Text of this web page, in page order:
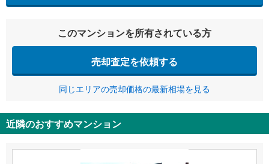
このマンションを所有されている方
売却査定を依頼する
同じエリアの売却価格の最新相場を見る
近隣のおすすめマンション